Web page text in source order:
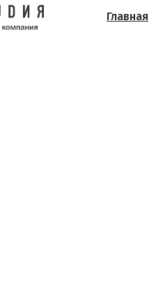
Главная